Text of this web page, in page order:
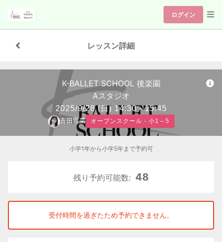
ログイン
レッスン詳細
K-BALLET SCHOOL 後楽園
Aスタジオ
2025/9/28 (日) 14:30 - 15:45
𠮷田雪菜 オープンスクール - 小1～5
小学1年から小学5年まで予約可
残り予約可能数: 48
受付時間を過ぎたため予約できません。